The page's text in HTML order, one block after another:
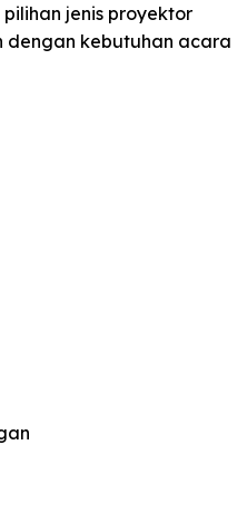
jenis proyektor
dengan kebutuhan acara